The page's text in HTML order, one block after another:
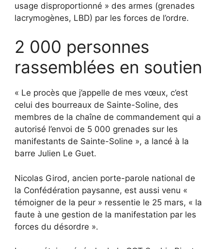
usage disproportionné » des armes (grenades
lacrymogènes, LBD) par les forces de l’ordre.
2 000 personnes
rassemblées en soutien
« Le procès que j’appelle de mes vœux, c’est
celui des bourreaux de Sainte-Soline, des
membres de la chaîne de commandement qui a
autorisé l’envoi de 5 000 grenades sur les
manifestants de Sainte-Soline », a lancé à la
barre Julien Le Guet.
Nicolas Girod, ancien porte-parole national de
la Confédération paysanne, est aussi venu «
témoigner de la peur » ressentie le 25 mars, « la
faute à une gestion de la manifestation par les
forces du désordre ».